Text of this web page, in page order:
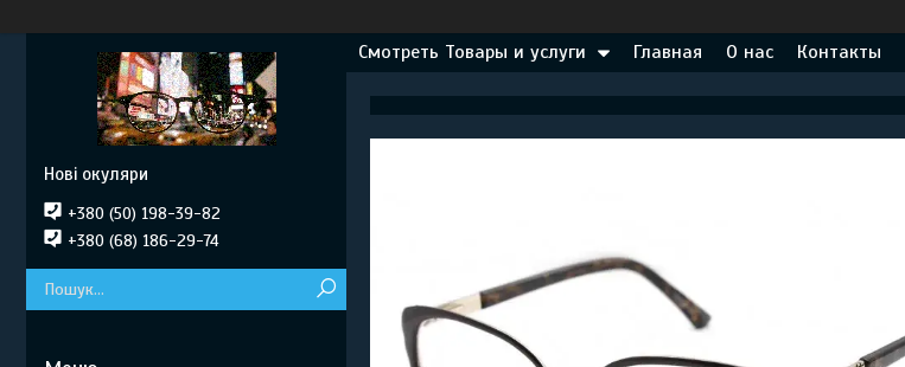
Смотреть Товары и услуги Главная О нас Контакты
Нові окуляри
+380 (50) 198-39-82
+380 (68) 186-29-74